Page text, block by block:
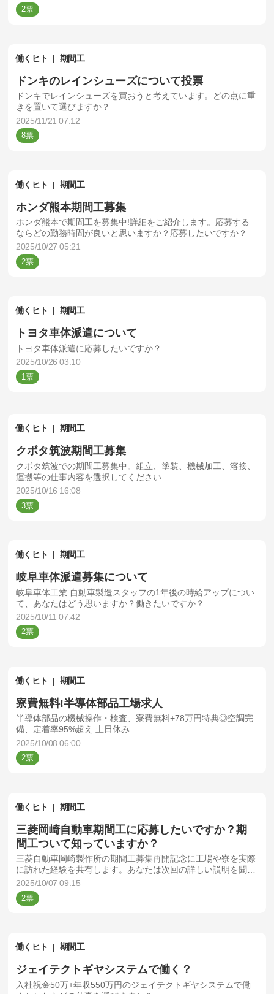
2
働くヒト 期間工
ドンキのレインシューズについて投票
ドンキでレインシューズを買おうと考えています。どの点に重
きを置いて選びますか？
2025/11/21 07:12
8
働くヒト 期間工
ホンダ熊本期間工募集
ホンダ熊本で期間工を募集中!詳細をご紹介します。応募する
ならどの勤務時間が良いと思いますか？応募したいですか？
2025/10/27 05:21
2
働くヒト 期間工
トヨタ車体派遣について
トヨタ車体派遣に応募したいですか？
2025/10/26 03:10
1
働くヒト 期間工
クボタ筑波期間工募集
クボタ筑波での期間工募集中。組立、塗装、機械加工、溶接、
運搬等の仕事内容を選択してください
2025/10/16 16:08
3
働くヒト 期間工
岐阜車体派遣募集について
岐阜車体工業 自動車製造スタッフの1年後の時給アップについ
て、あなたはどう思いますか？働きたいですか？
2025/10/11 07:42
2
働くヒト 期間工
寮費無料!半導体部品工場求人
半導体部品の機械操作・検査、寮費無料+78万円特典◎空調完
備、定着率95%超え 土日休み
2025/10/08 06:00
2
働くヒト 期間工
三菱岡崎自動車期間工に応募したいですか？期
間工ついて知っていますか？
三菱自動車岡崎製作所の期間工募集再開記念に工場や寮を実際
に訪れた経験を共有します。あなたは次回の詳しい説明を聞き
たいですか？応募したいですか？
2025/10/07 09:15
2
働くヒト 期間工
ジェイテクトギヤシステムで働く？
入社祝金50万+年収550万円のジェイテクトギヤシステムで働